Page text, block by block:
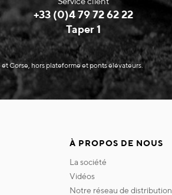
+33 (0)4 79 72 62 22
Taper 1
Corse, hors plateforme et ponts élévateurs.
À PROPOS DE NOUS
la société
vidéos
notre réseau de distribution